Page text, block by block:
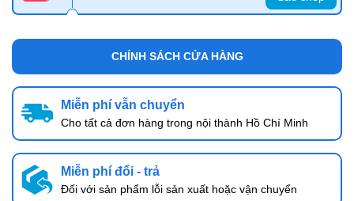
CHÍNH SÁCH CỬA HÀNG
Miễn phí vẫn chuyển
Cho tất cả đơn hàng trong nội thành Hồ Chí Minh
Miễn phí đổi - trả
Đối với sản phẩm lỗi sản xuất hoặc vận chuyển